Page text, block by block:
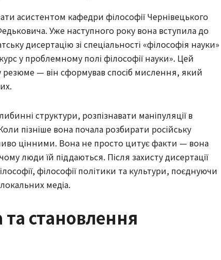
асистентом кафедри філософії Чернівецького
Уже наступного року вона вступила до
дисертацію зі спеціальності «філософія науки»
у проблемному полі філософії науки». Цей
резюме — він сформував спосіб мислення, який
структури, розпізнавати маніпуляції в
пізніше вона почала розбирати російську
цінними. Вона не просто цитує факти — вона
люди їй піддаються. Після захисту дисертації
філософії політики та культури, поєднуючи
медіа.
становлення